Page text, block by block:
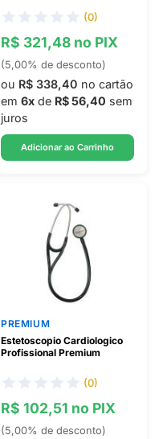
(0)
R$ 321,48 no PIX
(5,00% de desconto)
ou R$ 338,40 no cartão
em 6x de R$ 56,40 sem
juros
Adicionar ao Carrinho
PREMIUM
Estetoscopio Cardiologico
Profissional Premium
(0)
R$ 102,51 no PIX
(5,00% de desconto)